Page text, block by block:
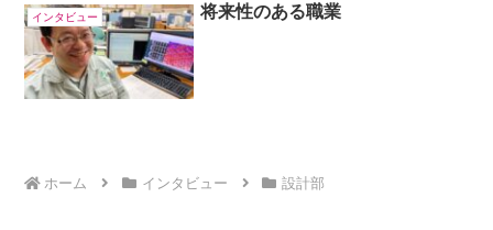
インタビュー 将来性のある職業
ホーム インタビュー 設計部